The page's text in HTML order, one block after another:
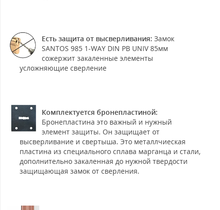
Есть защита от высверливания: Замок
SANTOS 985 1-WAY DIN PB UNIV 85мм
сожержит закаленные элементы
усложняющие сверление
Комплектуется бронепластиной:
Бронепластина это важный и нужный
элемент защиты. Он защищает от
высверливание и свертыша. Это металлчиеская
пластина из специального сплава марганца и стали,
дополнительно закаленная до нужной твердости
защищающая замок от сверления.